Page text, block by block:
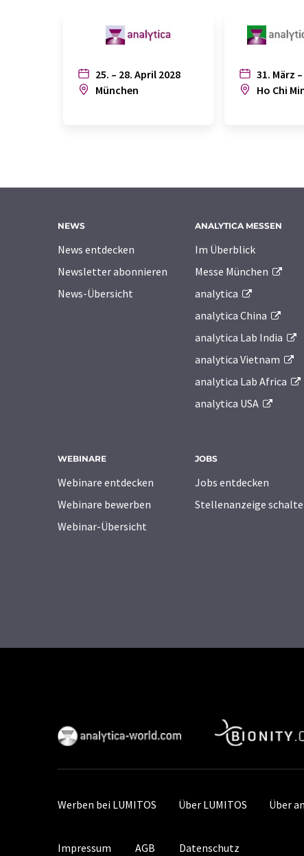
25. – 28. April 2028
München
31. März
Ho Chi
NEWS
News entdecken
Newsletter abonnieren
News-Übersicht
ANALYTICA MESSEN
Im Überblick
Messe München
analytica
analytica China
analytica Lab India
analytica Vietnam
analytica Lab Africa
analytica USA
WEBINARE
Webinare entdecken
Webinare bewerben
Webinar-Übersicht
JOBS
Jobs entdecken
Stellenanzeige
Werben bei LUMITOS Über LUMITOS Über
Impressum AGB Datenschutz